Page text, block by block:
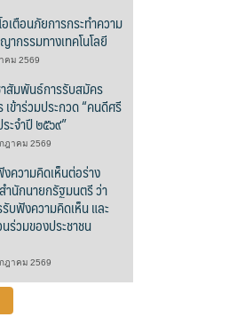
เตือนภัยการกระทำความ
ากรรมทางเทคโนโลยี
คม 2569
สัมพันธ์การรับสมัคร
เข้าร่วมประกวด “คนดีศรี
ะจำปี ๒๕๖๙”
ฎาคม 2569
ความคิดเห็นต่อร่าง
ำนักนายกรัฐมนตรี ว่า
บฟังความคิดเห็น และ
ร่วมของประชาชน
ฎาคม 2569